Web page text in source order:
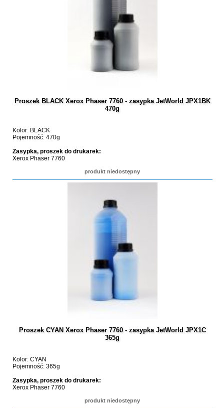
Proszek BLACK Xerox Phaser 7760 - zasypka JetWorld JPX1BK
470g
Kolor: BLACK
Pojemność: 470g
Zasypka, proszek do drukarek:
Xerox Phaser 7760
produkt niedostępny
Proszek CYAN Xerox Phaser 7760 - zasypka JetWorld JPX1C
365g
Kolor: CYAN
Pojemność: 365g
Zasypka, proszek do drukarek:
Xerox Phaser 7760
produkt niedostępny